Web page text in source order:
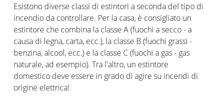
Esistono diverse classi di estintori a seconda del tipo di
incendio da controllare. Per la casa, è consigliato un
estintore che combina la classe A (fuochi a secco - a
causa di legna, carta, ecc.), la classe B (fuochi grassi -
benzina, alcool, ecc.) e la classe C (fuochi a gas - gas
naturale, ad esempio). Tra l'altro, un estintore
domestico deve essere in grado di agire su incendi di
origine elettrica!